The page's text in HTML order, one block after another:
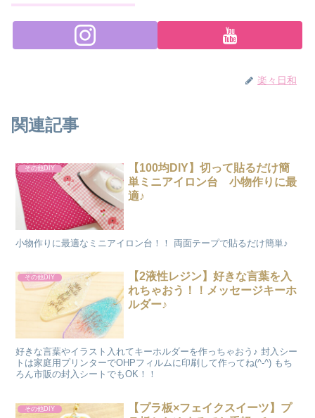
楽々日和
関連記事
その他DIY
【100均DIY】切って貼るだけ簡
単ミニアイロン台 小物作りに最
適♪
小物作りに最適なミニアイロン台！！ 両面テープで貼るだけ簡単♪
その他DIY
【2液性レジン】好きな言葉を入
れちゃおう！！メッセージキーホ
ルダー♪
好きな言葉やイラスト入れてキーホルダーを作っちゃおう♪ 封入シー
トは家庭用プリンターでOHPフィルムに印刷して作ってね(^-^) もち
ろん市販の封入シートでもOK！！
その他DIY
【プラ板×フェイクスイーツ】プ